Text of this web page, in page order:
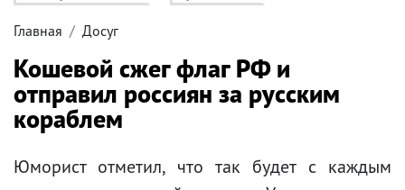
Главная Досуг
Кошевой сжег флаг РФ и
отправил россиян за русским
кораблем
Юморист отметил, что так будет с каждым